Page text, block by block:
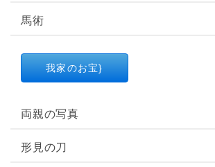
馬術
我家のお宝}
両親の写真
形見の刀